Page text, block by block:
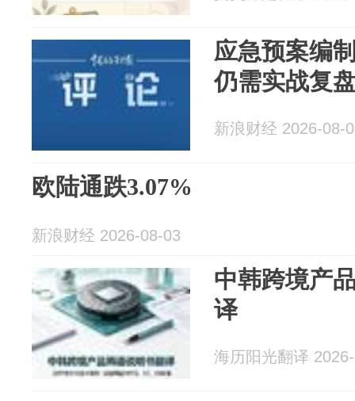
应急预案编
仍需实战复
新浪财经 2026-08-
欧陆通跌3.07%
新浪财经 2026-08-03
中韩跨境产
译
海历阳光翻译